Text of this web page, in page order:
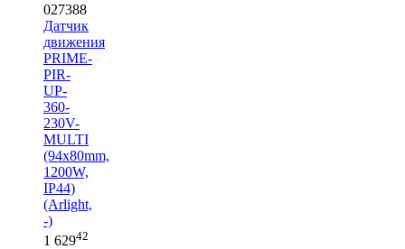
027388
Датчик
движения
PRIME-
PIR-
UP-
360-
230V-
MULTI
(94x80mm,
1200W,
IP44)
(Arlight,
-)
1 62942